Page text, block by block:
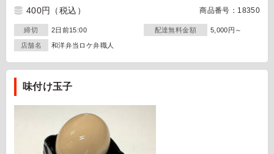
400円 （税込） 商品番号：18350
締切 2日前15:00 配達無料金額 5,000円～
店舗名 和洋弁当ロケ弁職人
味付け玉子